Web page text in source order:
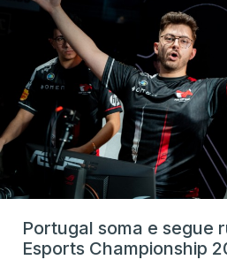
Portugal soma e segue
Esports Championship